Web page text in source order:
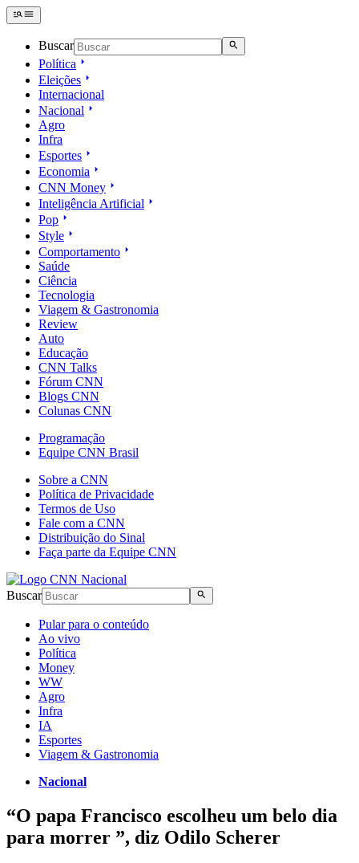
Buscar
Política
Eleições
Internacional
Nacional
Agro
Infra
Esportes
Economia
CNN Money
Inteligência Artificial
Pop
Style
Comportamento
Saúde
Ciência
Tecnologia
Viagem & Gastronomia
Review
Auto
Educação
CNN Talks
Fórum CNN
Blogs CNN
Colunas CNN
Programação
Equipe CNN Brasil
Sobre a CNN
Política de Privacidade
Termos de Uso
Fale com a CNN
Distribuição do Sinal
Faça parte da Equipe CNN
Buscar
Pular para o conteúdo
Ao vivo
Política
Money
WW
Agro
Infra
IA
Esportes
Viagem & Gastronomia
Nacional
“O papa Francisco escolheu um belo dia
para morrer ”, diz Odilo Scherer